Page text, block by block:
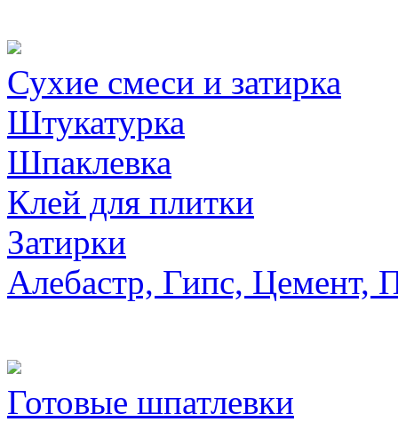
Сухие смеси и затирка
Штукатурка
Шпаклевка
Клей для плитки
Затирки
Алебастр, Гипс, Цемент,
Готовые шпатлевки